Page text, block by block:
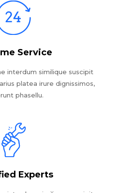
Service
interdum similique suscipit
platea irure dignissimos,
phasellu.
Experts